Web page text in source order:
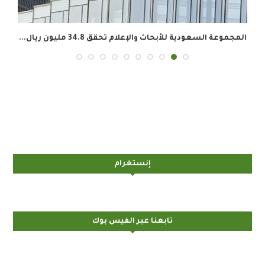
المجموعة السعودية للأبحاث والإعلام تحقق 34.8 مليون ريال...
إنستغرام
تابعنا عبر الفيس بوك